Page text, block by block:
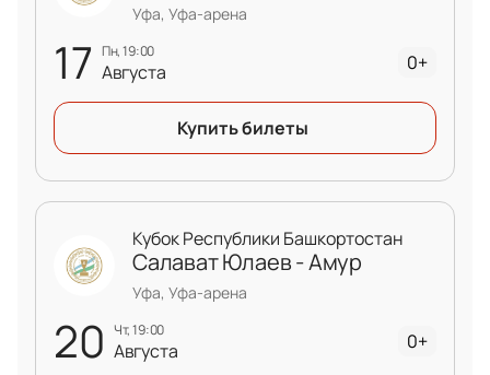
17 пн, 19:00
Августа
Уфа, Уфа-арена
0+
Купить билеты
20 чт, 19:00
Августа
Кубок Республики Башкортостан
Салават Юлаев - Амур
Уфа, Уфа-арена
0+